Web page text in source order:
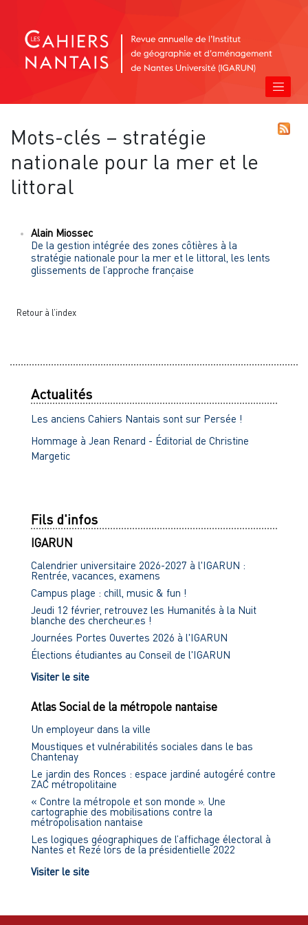
Mots-clés – stratégie
nationale pour la mer et le
littoral
Alain Miossec
De la gestion intégrée des zones côtières à la
stratégie nationale pour la mer et le littoral, les lents
glissements de l’approche française
Retour à l’index
Actualités
Les anciens Cahiers Nantais sont sur Persée !
Hommage à Jean Renard - Éditorial de Christine
Margetic
Fils d'infos
IGARUN
Calendrier universitaire 2026-2027 à l'IGARUN :
Rentrée, vacances, examens
Campus plage : chill, music & fun !
Jeudi 12 février, retrouvez les Humanités à la Nuit
blanche des chercheur.es !
Journées Portes Ouvertes 2026 à l'IGARUN
Élections étudiantes au Conseil de l'IGARUN
Visiter le site
Atlas Social de la métropole nantaise
Un employeur dans la ville
Moustiques et vulnérabilités sociales dans le bas
Chantenay
Le jardin des Ronces : espace jardiné autogéré contre
ZAC métropolitaine
« Contre la métropole et son monde ». Une
cartographie des mobilisations contre la
métropolisation nantaise
Les logiques géographiques de l’affichage électoral à
Nantes et Rezé lors de la présidentielle 2022
Visiter le site